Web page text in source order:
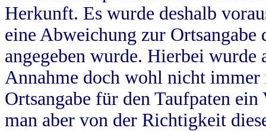
Herkunft. Es wurde deshalb
eine Abweichung zur
angegeben wurde. Hierbei wurde
Annahme doch wohl nicht
Ortsangabe für den Taufpaten
man aber von der Richtigkeit